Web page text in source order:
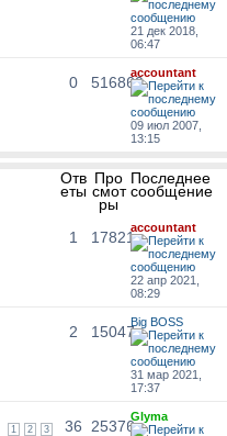
21 дек 2018,
06:47
0 516860
accountant
09 июл 2007,
13:15
Отв
еты
Про
смот
ры
Последнее
сообщение
1 17821
accountant
22 апр 2021,
08:29
2 15047
Big BOSS
31 мар 2021,
17:37
1 2 3 36 25376
Glyma